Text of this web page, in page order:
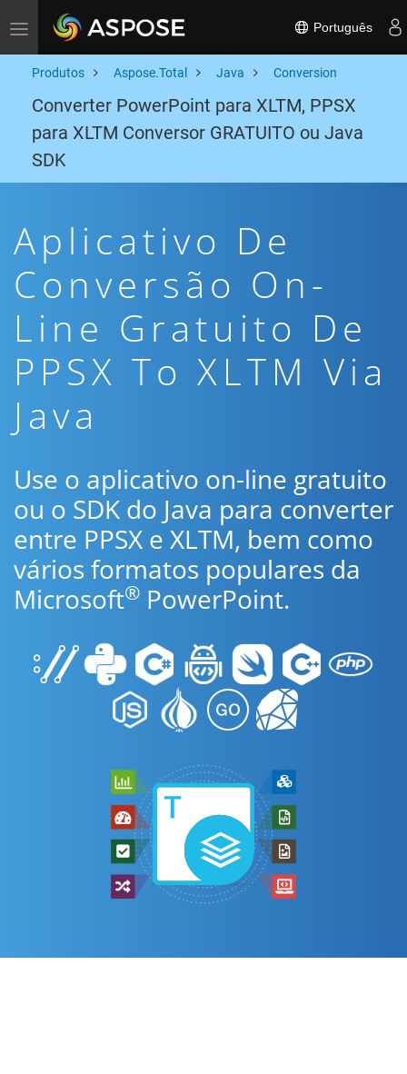
Toggle navigation Português
Produtos Aspose.Total Java Conversion
Converter PowerPoint para XLTM, PPSX
para XLTM Conversor GRATUITO ou Java
SDK
Aplicativo De
Conversão On-
Line Gratuito De
PPSX To XLTM Via
Java
Use o aplicativo on-line gratuito
ou o SDK do Java para converter
entre PPSX e XLTM, bem como
vários formatos populares da
Microsoft® PowerPoint.